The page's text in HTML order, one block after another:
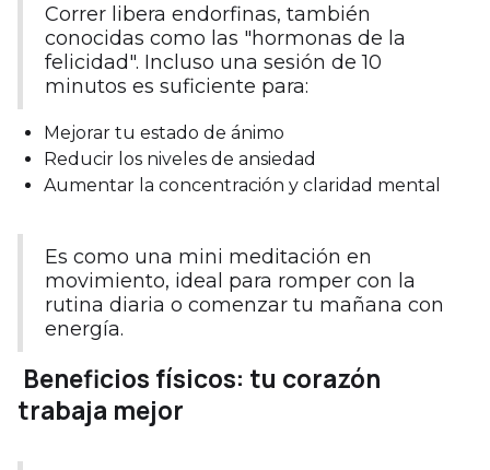
Correr libera endorfinas, también
conocidas como las "hormonas de la
felicidad". Incluso una sesión de 10
minutos es suficiente para:
Mejorar tu estado de ánimo
Reducir los niveles de ansiedad
Aumentar la concentración y claridad mental
Es como una mini meditación en
movimiento, ideal para romper con la
rutina diaria o comenzar tu mañana con
energía.
Beneficios físicos: tu corazón
trabaja mejor